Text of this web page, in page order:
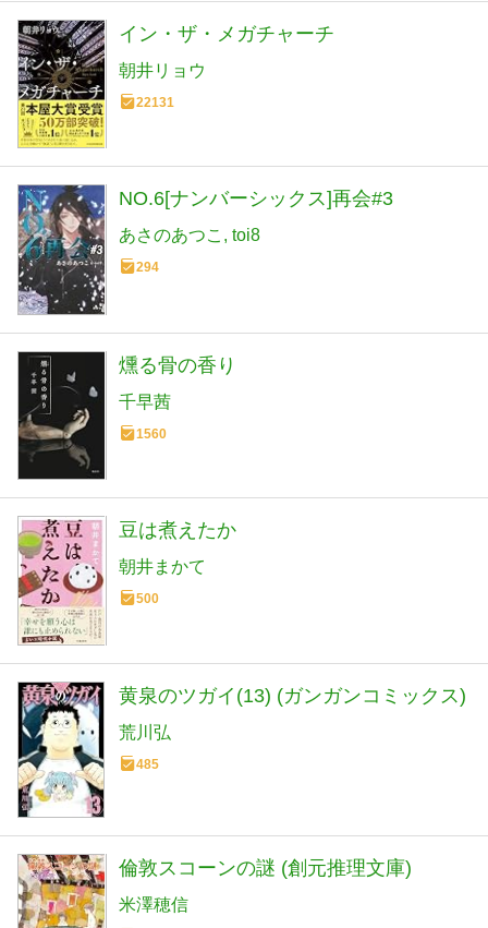
イン・ザ・メガチャーチ
朝井リョウ
22131
NO.6[ナンバーシックス]再会#3
あさのあつこ toi8
294
燻る骨の香り
千早茜
1560
豆は煮えたか
朝井まかて
500
黄泉のツガイ(13) (ガンガンコミックス)
荒川弘
485
倫敦スコーンの謎 (創元推理文庫)
米澤穂信